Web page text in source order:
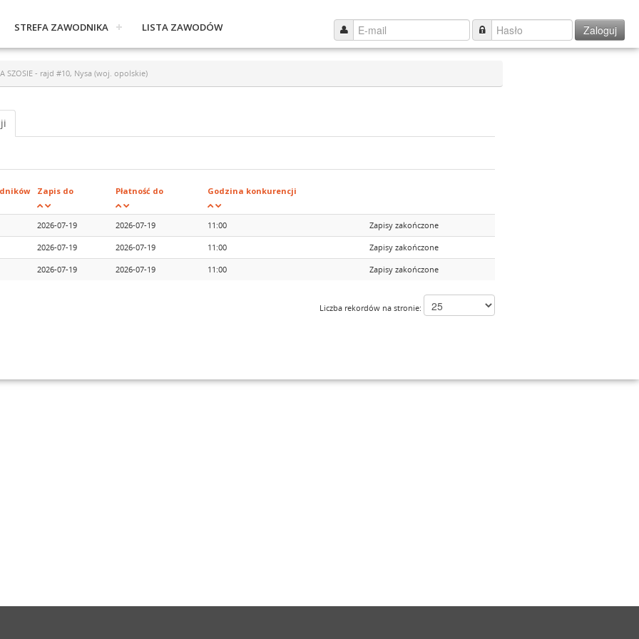
Zaloguj
STREFA ZAWODNIKA LISTA ZAWODÓW
SZOSIE - rajd #10, Nysa (woj. opolskie)
Zapis do Płatność do Godzina konkurencji
2026-07-19 2026-07-19 11:00 Zapisy zakończone
2026-07-19 2026-07-19 11:00 Zapisy zakończone
2026-07-19 2026-07-19 11:00 Zapisy zakończone
Liczba rekordów na stronie: